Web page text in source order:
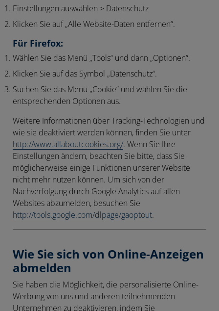
Einstellungen auswählen > Datenschutz
Klicken Sie auf „Alle Website-Daten entfernen“.
Für Firefox:
Wählen Sie das Menü „Tools“ und dann „Optionen“.
Klicken Sie auf das Symbol „Datenschutz“.
Suchen Sie das Menü „Cookie“ und wählen Sie die
entsprechenden Optionen aus.
Weitere Informationen über Tracking-Technologien und
wie sie deaktiviert werden können, finden Sie unter
http://www.allaboutcookies.org/. Wenn Sie Ihre
Einstellungen ändern, beachten Sie bitte, dass Sie
möglicherweise einige Funktionen unserer Website
nicht mehr nutzen können. Um sich von der
Nachverfolgung durch Google Analytics auf allen
Websites abzumelden, besuchen Sie
http://tools.google.com/dlpage/gaoptout.
Wie Sie sich von Online-Anzeigen
abmelden
Sie haben die Möglichkeit, die personalisierte Online-
Werbung von uns und anderen teilnehmenden
Unternehmen zu deaktivieren, indem Sie